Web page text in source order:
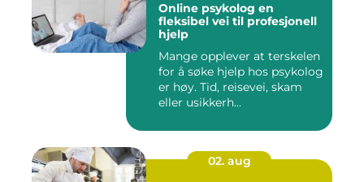
Online psykolog en
fleksibel vei til profesjonell
hjelp
Mange opplever at terskelen
for å søke hjelp hos psykolog
er høy. Tid, reisevei, skam
eller usikkerh...
02. aug